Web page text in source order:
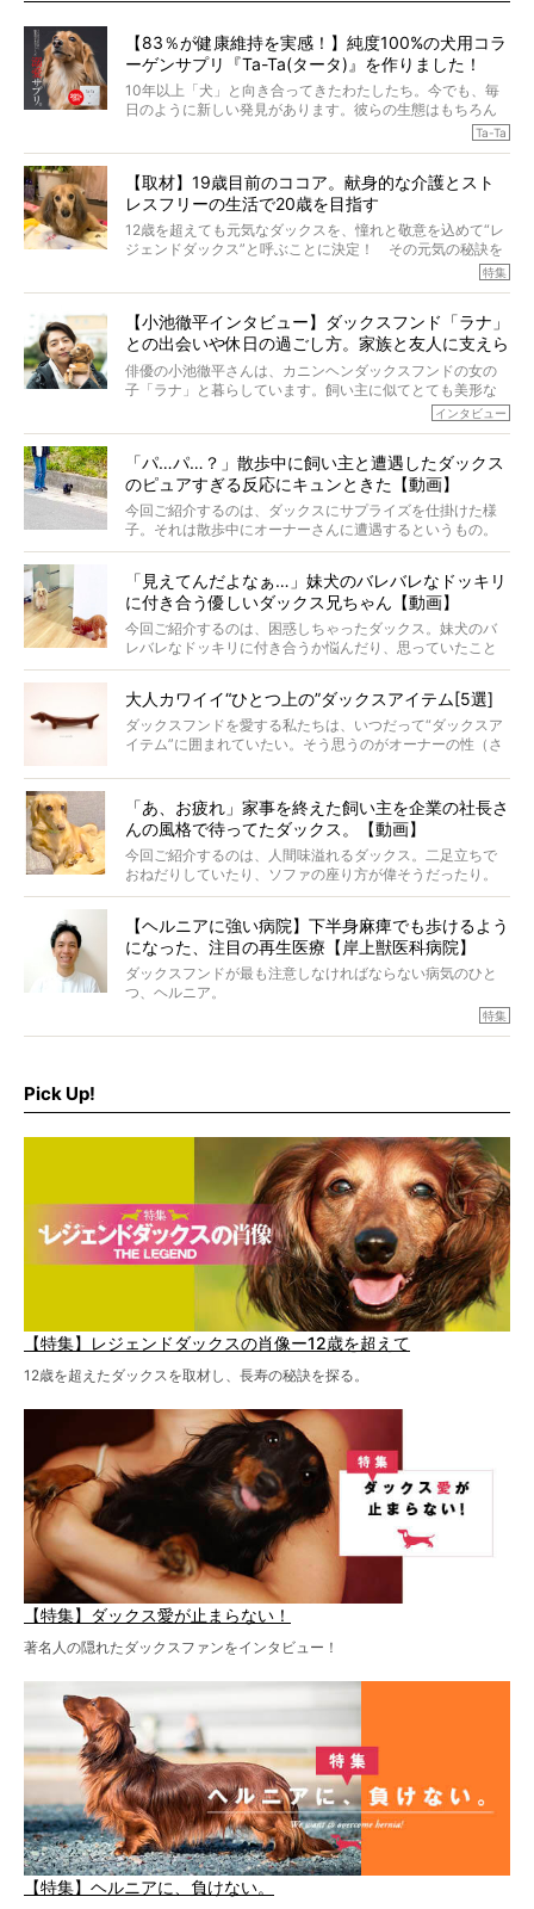
【83％が健康維持を実感！】純度100%の犬用コラ
ーゲンサプリ『Ta-Ta(タータ)』を作りました！
10年以上「犬」と向き合ってきたわたしたち。今でも、毎
日のように新しい発見があります。彼らの生態はもちろん
のこと、「食事」に関することも同じです。昔の犬は25年
代の犬の食事は“ある重要な栄養”が不足しがちになっている
というのです。
それを効率よくおぎなってくれるのが、コラーゲン！ そ
こでわたしたちは、純度100%の犬用コラーゲンサプリ
『Ta-Ta(タータ)』を作りました！
愛犬家の83％が「健康維持を実感した」と評判のTa-Ta(タ
か届きますように。
Ta-Ta
【取材】19歳目前のココア。献身的な介護とスト
レスフリーの生活で20歳を目指す
12歳を超えても元気なダックスを、憧れと敬意を込めて“レ
ジェンドダックス”と呼ぶことに決定！ その元気の秘訣を
オーナーさんに伺うのが、特集『レジェンドダックスの肖
く」というオーナーさんのポリシーのもと、甘やかさずに
育てられ、18歳になるまで定期検査すらしたことがなかっ
たというココアくん。果たしてその長生きの秘訣とは。
特集
【小池徹平インタビュー】ダックスフンド「ラナ」
との出会いや休日の過ごし方。家族と友人に支えら
れてー
俳優の小池徹平さんは、カニンヘンダックスフンドの女の
子「ラナ」と暮らしています。飼い主に似てとても美形な
ラナは、現在８才。小池さんのインスタグラムでは、ラナ
ケメンから愛されているラナは、去年の誕生日に小池さん
からプレゼントしてもらったハーネスをつけて撮影に参加
してくれました。
インタビュー
「パ…パ…？」散歩中に飼い主と遭遇したダックス
のピュアすぎる反応にキュンときた【動画】
今回ご紹介するのは、ダックスにサプライズを仕掛けた様
子。それは散歩中にオーナーさんに遭遇するというもの。
戸惑って歩きを止めたり、すぐに気付いて追いかけたり、
「見えてんだよなぁ…」妹犬のバレバレなドッキリ
に付き合う優しいダックス兄ちゃん【動画】
今回ご紹介するのは、困惑しちゃったダックス。妹犬のバ
レバレなドッキリに付き合うか悩んだり、思っていたこと
と違う事態に陥ったり。そんなお悩み全開なダックスの様
大人カワイイ“ひとつ上の”ダックスアイテム[5選]
ダックスフンドを愛する私たちは、いつだって“ダックスア
イテム”に囲まれていたい。そう思うのがオーナーの性（さ
ムをご紹介。
「あ、お疲れ」家事を終えた飼い主を企業の社長さ
んの風格で待ってたダックス。【動画】
今回ご紹介するのは、人間味溢れるダックス。二足立ちで
おねだりしていたり、ソファの座り方が偉そうだったり。
今にも言葉を発しそうなダックスの姿は、もう人間にしか
【ヘルニアに強い病院】下半身麻痺でも歩けるよう
になった、注目の再生医療【岸上獣医科病院】
ダックスフンドが最も注意しなければならない病気のひと
つ、ヘルニア。
特集『ヘルニアに、負けない』では、ヘルニアに強い動物
を点滴投与する治療により、歩けなかった子が投与37日で
特集
Pick Up!
【特集】レジェンドダックスの肖像ー12歳を超えて
12歳を超えたダックスを取材し、長寿の秘訣を探る。
【特集】ダックス愛が止まらない！
著名人の隠れたダックスファンをインタビュー！
【特集】ヘルニアに、負けない。